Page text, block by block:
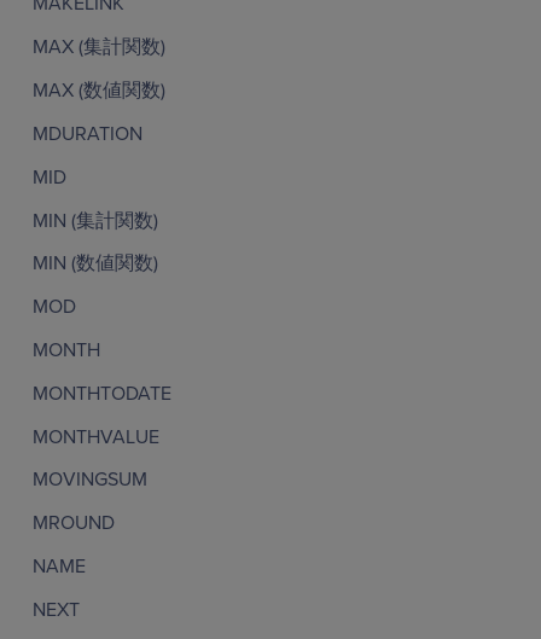
MAX (集計関数)
MAX (数値関数)
MDURATION
MID
MIN (集計関数)
MIN (数値関数)
MOD
MONTH
MONTHTODATE
MONTHVALUE
MOVINGSUM
MROUND
NAME
NEXT